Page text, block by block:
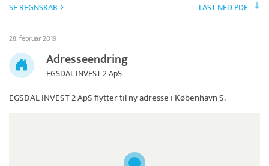
SE REGNSKAB LAST NED PDF
28. februar 2019
Adresseendring
EGSDAL INVEST 2 ApS
EGSDAL INVEST 2 ApSflytter til ny adresse i København S.